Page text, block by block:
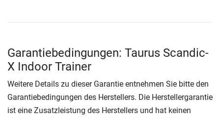
Garantiebedingungen: Taurus Scandic-
X Indoor Trainer
Weitere Details zu dieser Garantie entnehmen Sie bitte den
Garantiebedingungen des Herstellers. Die Herstellergarantie
ist eine Zusatzleistung des Herstellers und hat keinen